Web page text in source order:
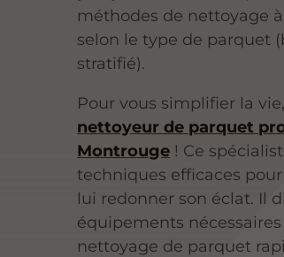
méthodes de nettoyage
selon le type de parquet
stratifié).
Pour vous simplifier la
nettoyeur de parquet
Montrouge ! Ce
techniques efficaces
lui redonner son éclat. Il
équipements
nettoyage de parquet